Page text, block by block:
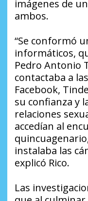
imágenes de
ambos.
“Se conformó
informáticos,
Pedro Antonio
contactaba a
Facebook,
su confianza y
relaciones
accedían al
instalaba las
explicó Rico.
Las